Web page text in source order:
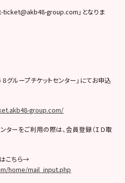
ticket@akb48-group.com」となりま
グループチケットセンター」にてお申込
group.com/
ターをご利用の際は、会員登録（ＩＤ取
こちら→
home/mail_input.php